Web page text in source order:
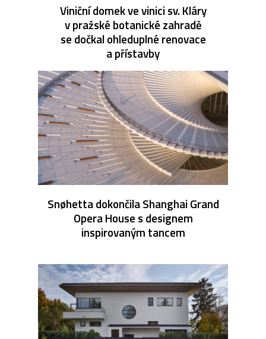
Viniční domek ve vinici sv. Kláry
v pražské botanické zahradě
se dočkal ohleduplné renovace
a přístavby
Snøhetta dokončila Shanghai Grand
Opera House s designem
inspirovaným tancem